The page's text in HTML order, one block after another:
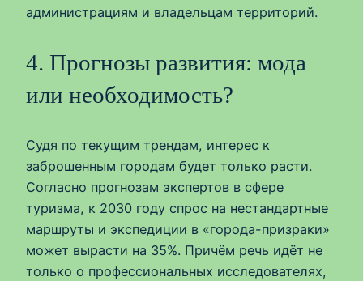
администрациям и владельцам территорий.
4. Прогнозы развития: мода
или необходимость?
Судя по текущим трендам, интерес к
заброшенным городам будет только расти.
Согласно прогнозам экспертов в сфере
туризма, к 2030 году спрос на нестандартные
маршруты и экспедиции в «города-призраки»
может вырасти на 35%. Причём речь идёт не
только о профессиональных исследователях,